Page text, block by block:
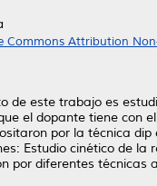
Commons Attribution
de este trabajo es
el dopante tiene
por la técnica
Estudio cinético de
por diferentes